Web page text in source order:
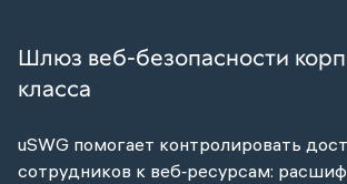
Шлюз веб-безопасности
класса
uSWG помогает контролировать
сотрудников к веб‑ресурсам: